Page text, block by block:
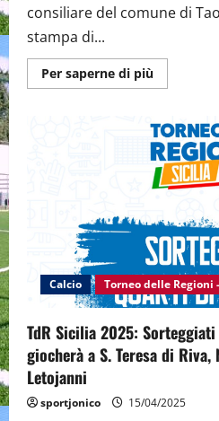
consiliare del comune di
stampa di...
Per saperne di piùMaggiori
fase
finale
del
Torneo
delle
Calcio Torneo delle Regioni
TdR Sicilia 2025:
giocherà a S. Teresa di
Letojanni
sportjonico 15/04/2025